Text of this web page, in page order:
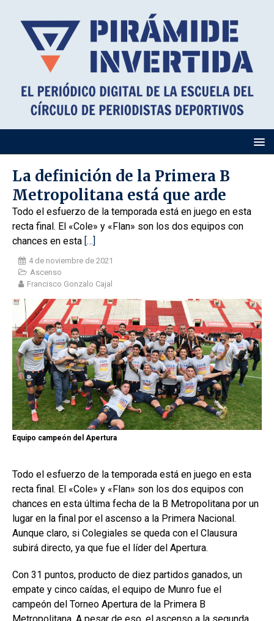
La definición de la Primera B
Metropolitana está que arde
Todo el esfuerzo de la temporada está en juego en esta
recta final. El «Cole» y «Flan» son los dos equipos con
chances en esta […]
4 de noviembre de 2021
Ascenso
Francisco Gonzalo Cajal
Equipo campeón del Apertura
Todo el esfuerzo de la temporada está en juego en esta
recta final. El «Cole» y «Flan» son los dos equipos con
chances en esta última fecha de la B Metropolitana por un
lugar en la final por el ascenso a la Primera Nacional.
Aunque claro, si Colegiales se queda con el Clausura
subirá directo, ya que fue el líder del Apertura.
Con 31 puntos, producto de diez partidos ganados, un
empate y cinco caídas, el equipo de Munro fue el
campeón del Torneo Apertura de la Primera B